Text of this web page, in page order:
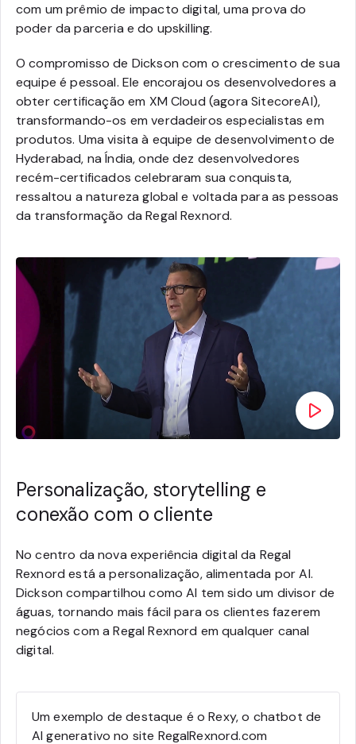
com um prêmio de impacto digital, uma prova do
poder da parceria e do upskilling.
O compromisso de Dickson com o crescimento de sua
equipe é pessoal. Ele encorajou os desenvolvedores a
obter certificação em XM Cloud (agora SitecoreAI),
transformando-os em verdadeiros especialistas em
produtos. Uma visita à equipe de desenvolvimento de
Hyderabad, na Índia, onde dez desenvolvedores
recém-certificados celebraram sua conquista,
ressaltou a natureza global e voltada para as pessoas
da transformação da Regal Rexnord.
Personalização, storytelling e
conexão com o cliente
No centro da nova experiência digital da Regal
Rexnord está a personalização, alimentada por AI.
Dickson compartilhou como AI tem sido um divisor de
águas, tornando mais fácil para os clientes fazerem
negócios com a Regal Rexnord em qualquer canal
digital.
Um exemplo de destaque é o Rexy, o chatbot de
AI generativo no site RegalRexnord.com